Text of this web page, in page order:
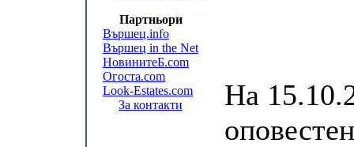
Партньори
Вършец.info
Вършец in the Net
НовинитеБ.com
Огоста.com
Look-Estates.com
За контакти
На